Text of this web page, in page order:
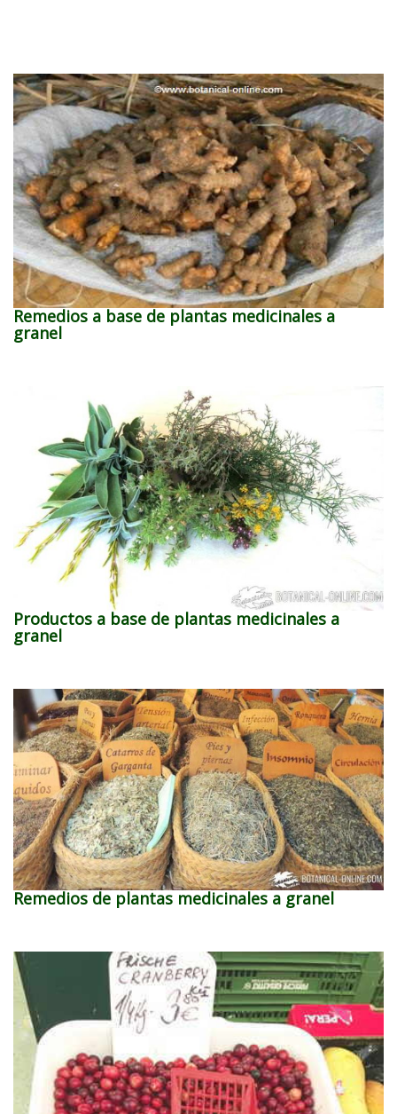
Remedios a base de plantas medicinales a
granel
Productos a base de plantas medicinales a
granel
Remedios de plantas medicinales a granel